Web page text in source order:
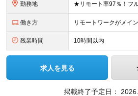
勤務地
働き方 リモートワークがメイン
残業時間 10時間以内
求人を見る
掲載終了予定日：